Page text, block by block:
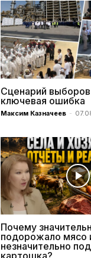
Сценарий выборов
ключевая ошибка
Максим Казначеев -
Почему
подорожало мясо
незначительно